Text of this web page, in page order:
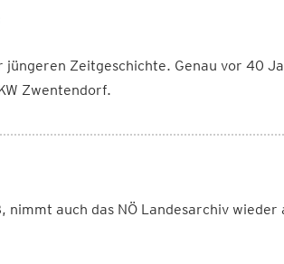
Zeitgeschichte. Genau vor 40
Zwentendorf.
auch das NÖ Landesarchiv wieder